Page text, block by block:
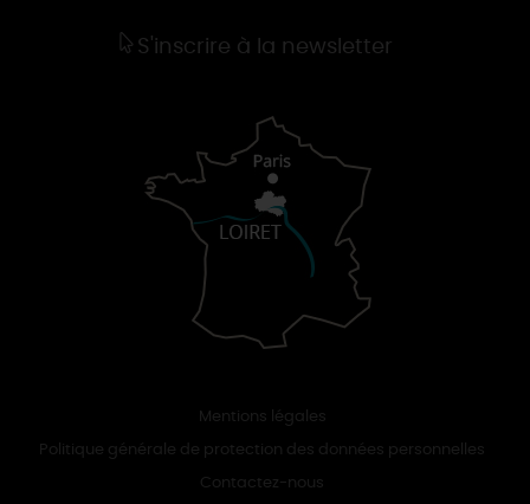
S'inscrire à la newsletter
Mentions légales
Politique générale de protection des données personnelles
Contactez-nous